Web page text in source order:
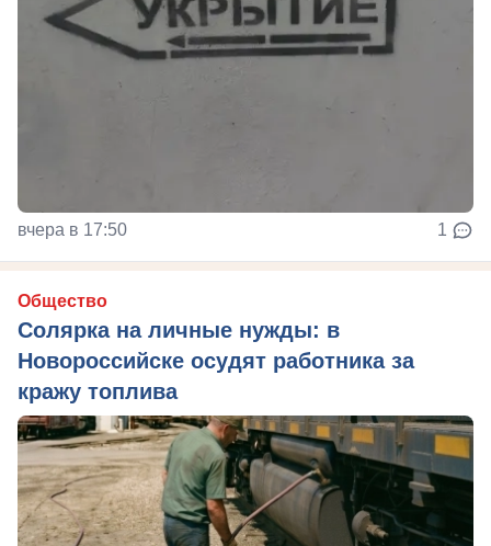
вчера в 17:50 1
Общество
Солярка на личные нужды: в
Новороссийске осудят работника за
кражу топлива